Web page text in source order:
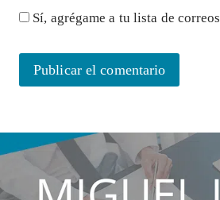
Sí, agrégame a tu lista de correos